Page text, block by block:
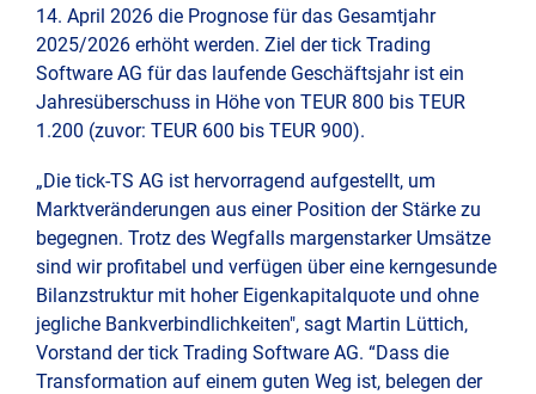
14. April 2026 die Prognose für das Gesamtjahr
2025/2026 erhöht werden. Ziel der tick Trading
Software AG für das laufende Geschäftsjahr ist ein
Jahresüberschuss in Höhe von TEUR 800 bis TEUR
1.200 (zuvor: TEUR 600 bis TEUR 900).
„Die tick-TS AG ist hervorragend aufgestellt, um
Marktveränderungen aus einer Position der Stärke zu
begegnen. Trotz des Wegfalls margenstarker Umsätze
sind wir profitabel und verfügen über eine kerngesunde
Bilanzstruktur mit hoher Eigenkapitalquote und ohne
jegliche Bankverbindlichkeiten", sagt Martin Lüttich,
Vorstand der tick Trading Software AG. “Dass die
Transformation auf einem guten Weg ist, belegen der